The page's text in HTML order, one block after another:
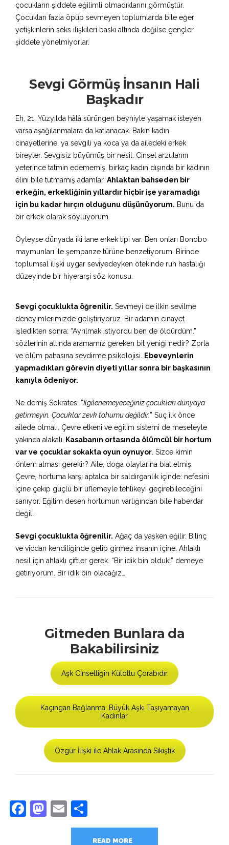
çocukların şiddete eğilimli olmadıklarını görmüştür.
Çocukları fazla öpüp sevmeyen toplumlarda bile eğer
yetişkinlerin seks ilişkileri baskı altında değilse gençler
şiddete yönelmiyorlar.
Sevgi Görmüş İnsanın Hali
Başkadır
Eh, 21. Yüzyılda hâlâ sürüngen beyniyle yaşamak isteyen
varsa aşağılanmalara da katlanacak. Bakın kadın
cinayetlerine, ya sevgili ya koca ya da ailedeki erkek
bireyler. Sevgisiz büyümüş bir nesil. Cinsel arzularını
yeterince tatmin edememiş, birkaç kadın dışında bir kadının
elini bile tutmamış adamlar. Ahlaktan bahseden bir
erkeğin, erkekliğinin yıllardır hiçbir işe yaramadığı
için bu kadar hırçın olduğunu düşünüyorum. Bunu da
bir erkek olarak söylüyorum.
Öyleyse dünyada iki tane erkek tipi var. Ben onları Bonobo
maymunları ile şempanze türüne benzetiyorum. Birinde
toplumsal ilişki uygar seviyedeyken ötekinde ruh hastalığı
düzeyinde bir hiyerarşi söz konusu.
Sevgi çocuklukta öğrenilir. Sevmeyi de ilkin sevilme
deneyimlerimizde geliştiriyoruz. Bir adamın cinayet
işledikten sonra: “Ayrılmak istiyordu ben de öldürdüm.”
sözlerinin altında aramamız gereken bit yeniği nedir? Zorla
ve ölüm pahasına sevdirme psikolojisi. Ebeveynlerin
yapmadıkları görevin diyeti yıllar sonra bir başkasının
kanıyla ödeniyor.
Ne demiş Sokrates: “İlgilenemeyeceğiniz çocukları dünyaya
getirmeyin. Çocuklar zevk tohumu değildir.” Suç ilk önce
ailede olmalı. Çevre etkeni ve eğitim sistemi de meseleyle
yakında alakalı. Kasabanın ortasında ölümcül bir hortum
var ve çocuklar sokakta oyun oynuyor . Sizce kimin
önlem alması gerekir? Aile, doğa olaylarına biat etmiş.
Çevre, hortuma karşı aptalca bir saldırganlık içinde: nefesini
içine çekip güçlü bir üflemeyle tehlikeyi geçirebileceğini
sanıyor. Eğitim desen hortumun varlığından bile haberdar
değil.
Sevgi çocuklukta öğrenilir. Ağaç da yaşken eğilir. Bilinç
ve vicdan kendiliğinde gelip girmez insanın içine. Ahlaklı
nesil için ahlaklı çiftler gerek. “Bir idik bin olduk!” demeye
getiriyorum. Bir idik bin olacağız…
Gitmeden Bunlara da
Bakabilirsiniz
Aşk Cinselliğin Külotlu Çorabıdır
Kaçıngan Bağlanma: Büyük Aşkı Taşıyamayan
Kadınlar
Özgür İlişki ile Ahlak Arasında Sıkıştık
Facebook
Mastodon
Email
READ MORE